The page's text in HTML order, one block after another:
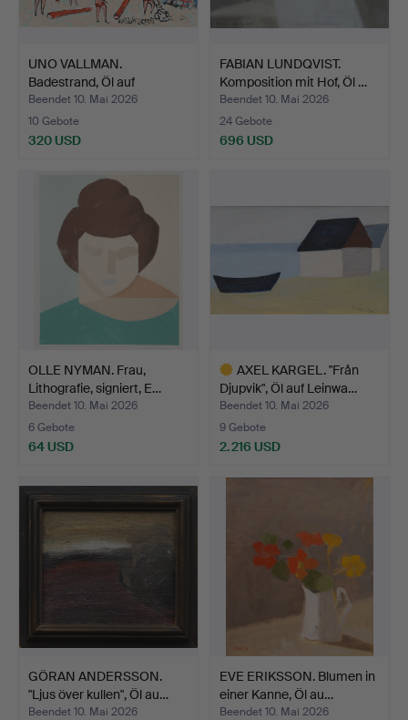
UNO VALLMAN.
Badestrand, Öl auf
Leinwand, …
Beendet 10. Mai 2026
10 Gebote
320 USD
FABIAN LUNDQVIST.
Komposition mit Hof, Öl …
Beendet 10. Mai 2026
24 Gebote
696 USD
OLLE NYMAN. Frau,
Lithografie, signiert, E…
Beendet 10. Mai 2026
6 Gebote
64 USD
AXEL KARGEL. "Från
Djupvik", Öl auf Leinwa…
Beendet 10. Mai 2026
9 Gebote
2.216 USD
GÖRAN ANDERSSON.
"Ljus över kullen", Öl au…
Beendet 10. Mai 2026
EVE ERIKSSON. Blumen in
einer Kanne, Öl au…
Beendet 10. Mai 2026